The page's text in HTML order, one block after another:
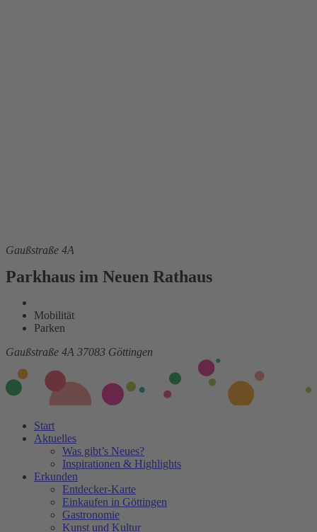
Gaußstraße 4A
Parkhaus im Neuen Rathaus
Mobilität
Parken
Gaußstraße 4A 37083 Göttingen
Start
Aktuelles
Was gibt’s Neues?
Inspirationen & Highlights
Erkunden
Entdecker-Karte
Einkaufen in Göttingen
Gastronomie
Kunst und Kultur